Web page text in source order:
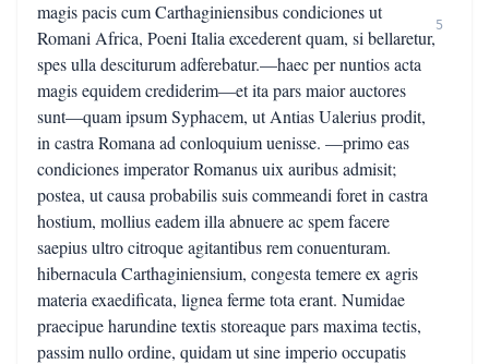
magis pacis cum Carthaginiensibus condiciones ut
Romani Africa, Poeni Italia excederent quam, si bellaretur,
spes ulla desciturum adferebatur.—haec per nuntios acta
magis equidem crediderim—et ita pars maior auctores
sunt—quam ipsum Syphacem, ut Antias Ualerius prodit,
in castra Romana ad conloquium uenisse. —primo eas
condiciones imperator Romanus uix auribus admisit;
postea, ut causa probabilis suis commeandi foret in castra
hostium, mollius eadem illa abnuere ac spem facere
saepius ultro citroque agitantibus rem conuenturam.
hibernacula Carthaginiensium, congesta temere ex agris
materia exaedificata, lignea ferme tota erant. Numidae
praecipue harundine textis storeaque pars maxima tectis,
passim nullo ordine, quidam ut sine imperio occupatis
5